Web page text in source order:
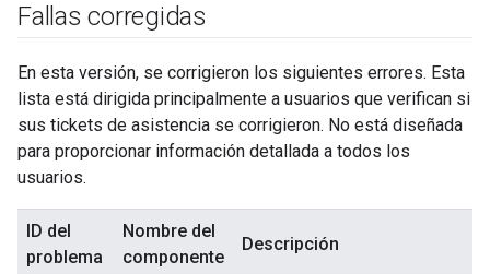
Fallas corregidas
En esta versión, se corrigieron los siguientes errores. Esta
lista está dirigida principalmente a usuarios que verifican si
sus tickets de asistencia se corrigieron. No está diseñada
para proporcionar información detallada a todos los
usuarios.
ID del
problema
Nombre del
componente
Descripción